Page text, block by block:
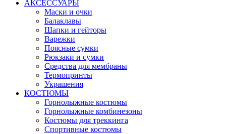
АКСЕССУАРЫ
Маски и очки
Балаклавы
Шапки и гейторы
Варежки
Поясные сумки
Рюкзаки и сумки
Средства для мембраны
Термопринты
Украшения
КОСТЮМЫ
Горнолыжные костюмы
Горнолыжные комбинезоны
Костюмы для треккинга
Спортивные костюмы